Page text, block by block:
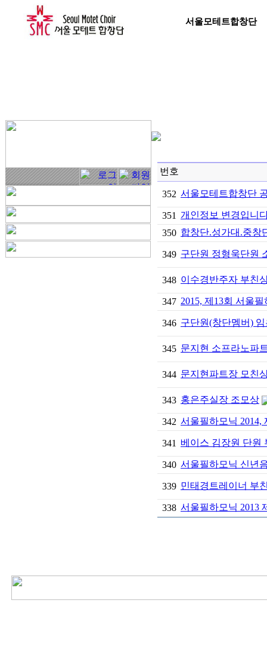
서울모테트합창단
번호
352 서울모테트합창단
351 개인정보 변경입니
350 합창단.성가대.중창
349 구단원 정형욱단원
348 이수경반주자 부친
347 2015, 제13회 서울
346 구단원(창단멤버)
345 문지현 소프라노파
344 문지현파트장 모친
343 홍은주실장 조모상
342 서울필하모닉 2014,
341 베이스 김장원 단원
340 서울필하모닉 신년
339 민태경트레이너 부
338 서울필하모닉 2013